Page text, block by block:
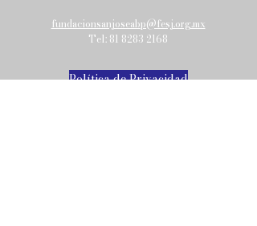
fundacionsanjoseabp@fesj.org.mx
Tel: 81 8283 2168
Política de Privacidad